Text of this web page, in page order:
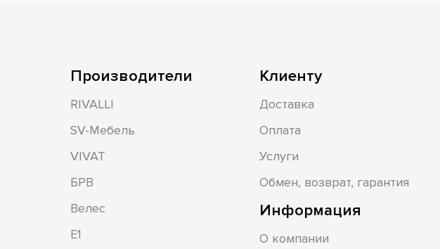
Производители
RIVALLI
SV-Мебель
VIVAT
БРВ
Велес
Е1
Клиенту
Доставка
Оплата
Услуги
Обмен, возврат, гарантия
Информация
О компании